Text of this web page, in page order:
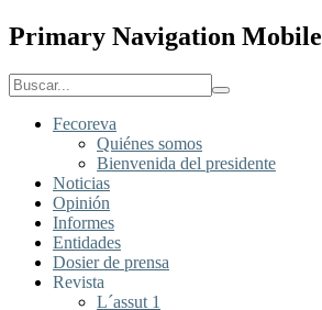
Primary Navigation Mobile
Fecoreva
Quiénes somos
Bienvenida del presidente
Noticias
Opinión
Informes
Entidades
Dosier de prensa
Revista
L´assut 1